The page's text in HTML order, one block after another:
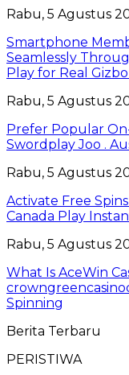
Rabu, 5 Agustus
Smartphone
Seamlessly
Play for Real Gizbo
Rabu, 5 Agustus
Prefer Popular
Swordplay Joo .
Rabu, 5 Agustus
Activate Free
Canada Play
Rabu, 5 Agustus
What Is AceWin
Spinning
Berita Terbaru
PERISTIWA